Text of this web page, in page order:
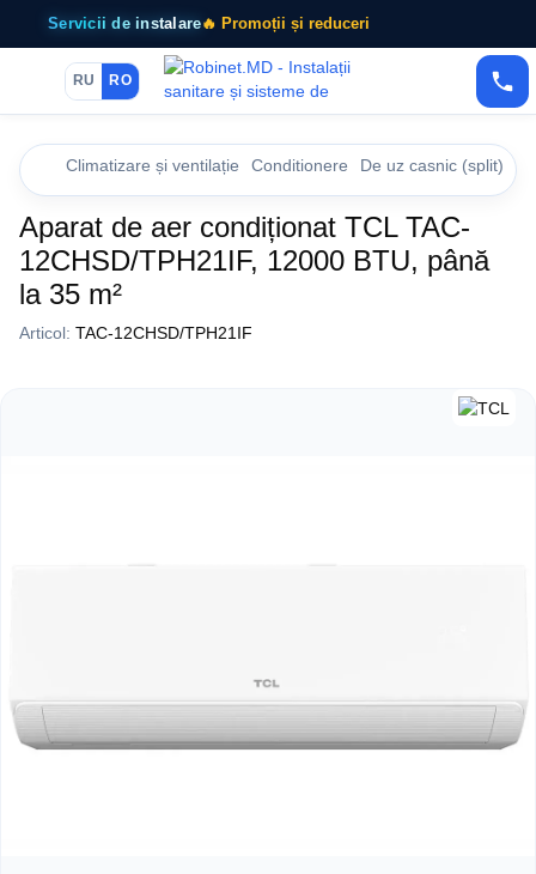
Servicii de instalare🔥 Promoții și reduceri
RU RO
Climatizare și ventilație Conditionere De uz casnic (split)
Aparat de aer condiționat TCL TAC-
12CHSD/TPH21IF, 12000 BTU, până
la 35 m²
Articol: TAC-12CHSD/TPH21IF